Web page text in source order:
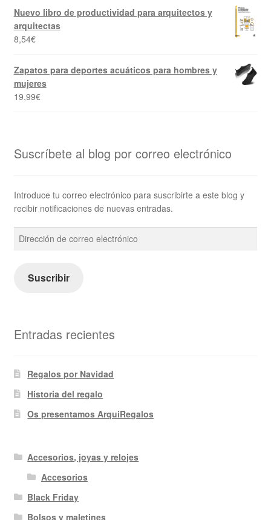
Nuevo libro de productividad para arquitectos y
arquitectas
8,54€
Zapatos para deportes acuáticos para hombres y
mujeres
19,99€
Suscríbete al blog por correo electrónico
Introduce tu correo electrónico para suscribirte a este blog y
recibir notificaciones de nuevas entradas.
Dirección
de
electrónico
Suscribir
Entradas recientes
Regalos por Navidad
Historia del regalo
Os presentamos ArquiRegalos
Accesorios, joyas y relojes
Accesorios
Black Friday
Bolsos y maletines